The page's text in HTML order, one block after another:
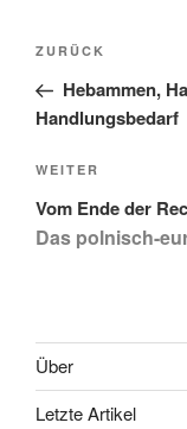
Vorheriger
Beitrag
ZURÜCK
Hebammen,
Handlungsbedarf
Nächster
Beitrag
WEITER
Vom Ende der
Das polnisch-
Über
Letzte Artikel